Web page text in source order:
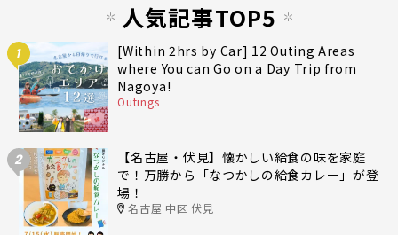
人気記事TOP5
1
[Within 2hrs by Car] 12 Outing Areas
where You can Go on a Day Trip from
Nagoya!
Outings
2
【名古屋・伏見】懐かしい給食の味を家庭
で！万勝から「なつかしの給食カレー」が登
場！
名古屋 中区 伏見